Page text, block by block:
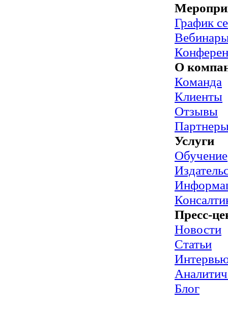
График
О
Команда
Клиенты
Отзывы
Услуги
Обучение
Пресс-
Новости
Статьи
Блог